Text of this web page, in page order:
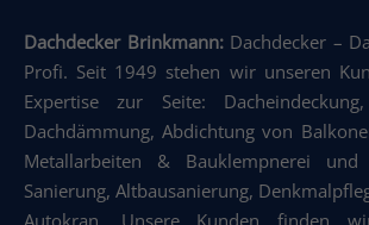
Dachdecker Brinkmann: Dachdecker –
Profi. Seit 1949 stehen wir unseren
Expertise zur Seite: Dacheindeckung,
Dachdämmung,Abdichtung von
Metallarbeiten & Bauklempnerei und
Sanierung, Altbausanierung,